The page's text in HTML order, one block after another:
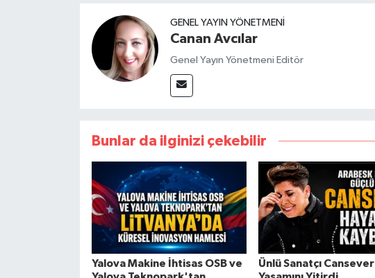
GENEL YAYIN YÖNETMENI
Canan Avcılar
Genel Yayın Yönetmeni Editör
Bunlar da ilginizi çekebilir
Yalova Makine İhtisas OSB ve
Ünlü Sanatçı Cansever